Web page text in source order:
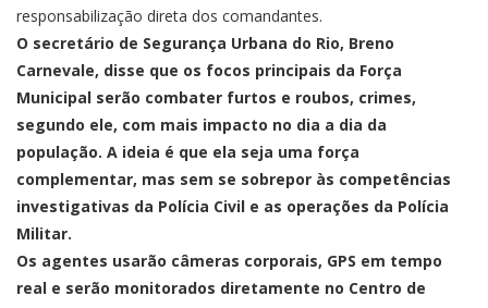
responsabilização direta dos comandantes.
O secretário de Segurança Urbana do Rio, Breno
Carnevale, disse que os focos principais da Força
Municipal serão combater furtos e roubos, crimes,
segundo ele, com mais impacto no dia a dia da
população. A ideia é que ela seja uma força
complementar, mas sem se sobrepor às competências
investigativas da Polícia Civil e as operações da Polícia
Militar.
Os agentes usarão câmeras corporais, GPS em tempo
real e serão monitorados diretamente no Centro de